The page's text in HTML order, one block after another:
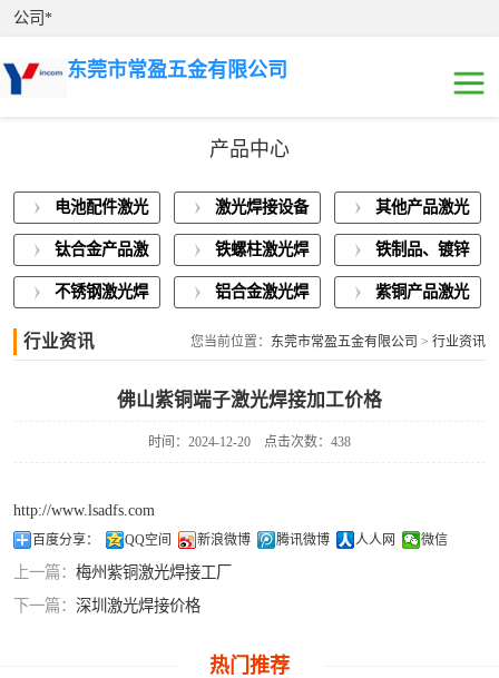
公司*
东莞市常盈五金有限公司
产品中心
电池配件激光
焊接
激光焊接设备
展示
其他产品激光
焊接
钛合金产品激
光焊接
铁螺柱激光焊
接加工
铁制品、镀锌
板激光焊接
不锈钢激光焊
铝合金激光焊
紫铜产品激光
行业资讯 您当前位置： 东莞市常盈五金有限公司 > 行业资讯
佛山紫铜端子激光焊接加工价格
时间：2024-12-20 点击次数：438
http://www.lsadfs.com
百度分享： QQ空间 新浪微博 腾讯微博 人人网 微信
上一篇： 梅州紫铜激光焊接工厂
下一篇： 深圳激光焊接价格
热门推荐
接
激光焊接设备展
示
其他产品激光焊
铝合金激光焊接
紫铜产品激光焊